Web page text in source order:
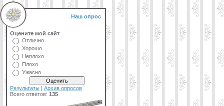
Наш опрос
Оцените мой сайт
Отлично
Хорошо
Неплохо
Плохо
Ужасно
Результаты | Архив опросов
Всего ответов: 135